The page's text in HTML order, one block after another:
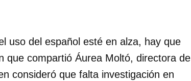
uso del español esté en alza, hay que
que compartió Áurea Moltó, directora de
consideró que falta investigación en